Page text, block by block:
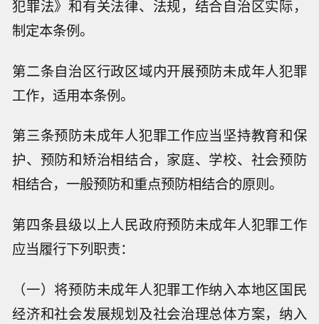
犯罪法》和有关法律、法规，结合自治区实际，
制定本条例。
第二条自治区行政区域内开展预防未成年人犯罪
工作，适用本条例。
第三条预防未成年人犯罪工作应当坚持教育和保
护、预防和矫治相结合，家庭、学校、社会预防
相结合，一般预防和重点预防相结合的原则。
第四条县级以上人民政府预防未成年人犯罪工作
应当履行下列职责：
（一）将预防未成年人犯罪工作纳入本地区国民
经济和社会发展规划及社会治理总体方案，纳入